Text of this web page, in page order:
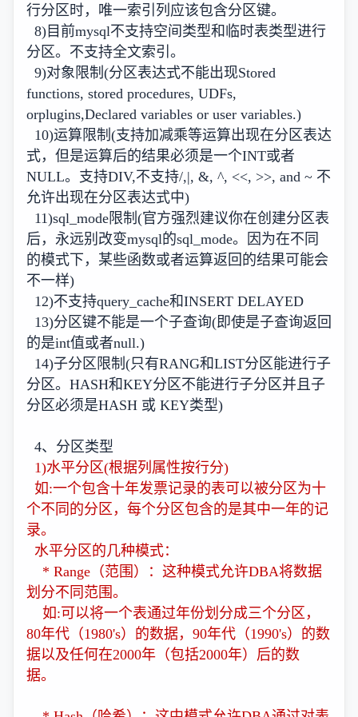
行分区时，唯一索引列应该包含分区键。
8)目前mysql不支持空间类型和临时表类型进行
分区。不支持全文索引。
9)对象限制(分区表达式不能出现Stored
functions, stored procedures, UDFs,
orplugins,Declared variables or user variables.)
10)运算限制(支持加减乘等运算出现在分区表达
式，但是运算后的结果必须是一个INT或者
NULL。支持DIV,不支持/,|, &, ^, <<, >>, and ~ 不
允许出现在分区表达式中)
11)sql_mode限制(官方强烈建议你在创建分区表
后，永远别改变mysql的sql_mode。因为在不同
的模式下，某些函数或者运算返回的结果可能会
不一样)
12)不支持query_cache和INSERT DELAYED
13)分区键不能是一个子查询(即使是子查询返回
的是int值或者null.)
14)子分区限制(只有RANG和LIST分区能进行子
分区。HASH和KEY分区不能进行子分区并且子
分区必须是HASH 或 KEY类型)
4、分区类型
1)水平分区(根据列属性按行分)
如:一个包含十年发票记录的表可以被分区为十
个不同的分区，每个分区包含的是其中一年的记
录。
水平分区的几种模式：
* Range（范围）：这种模式允许DBA将数据
划分不同范围。
如:可以将一个表通过年份划分成三个分区，
80年代（1980's）的数据，90年代（1990's）的数
据以及任何在2000年（包括2000年）后的数
据。